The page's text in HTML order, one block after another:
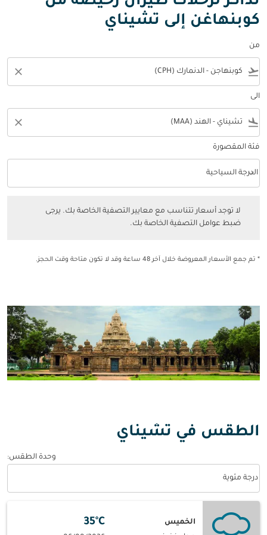
كوبنهاغن إلى تشيناي
من
flight_takeoff
close
الى
flight_land
close
فئة المقصورة
فئة المقصورة option الدرجة السياحية Selected
الدرجة السياحية
keyboard_arrow_down
لا توجد أسعار تتناسب مع معايير التصفية الخاصة بك. يرجى
ضبط عوامل التصفية الخاصة بك.
* تم جمع الأسعار المعروضة خلال آخر 48 ساعة وقد لا تكون متاحة وقت الحجز.
الطقس في تشيناي
وحدة الطقس:
درجة مئوية
الخميس
35°C